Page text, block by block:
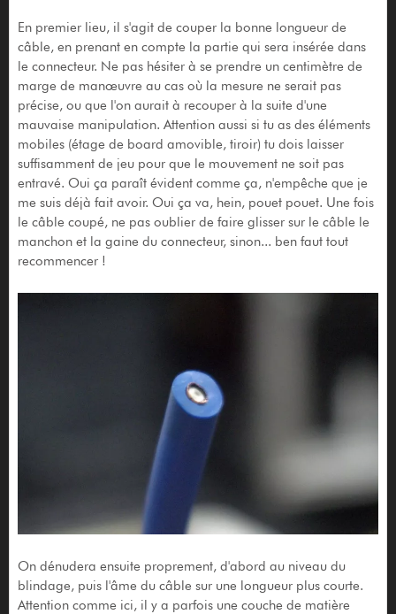
En premier lieu, il s'agit de couper la bonne longueur de
câble, en prenant en compte la partie qui sera insérée dans
le connecteur. Ne pas hésiter à se prendre un centimètre de
marge de manœuvre au cas où la mesure ne serait pas
précise, ou que l'on aurait à recouper à la suite d'une
mauvaise manipulation. Attention aussi si tu as des éléments
mobiles (étage de board amovible, tiroir) tu dois laisser
suffisamment de jeu pour que le mouvement ne soit pas
entravé. Oui ça paraît évident comme ça, n'empêche que je
me suis déjà fait avoir. Oui ça va, hein, pouet pouet. Une fois
le câble coupé, ne pas oublier de faire glisser sur le câble le
manchon et la gaine du connecteur, sinon... ben faut tout
recommencer !
On dénudera ensuite proprement, d'abord au niveau du
blindage, puis l'âme du câble sur une longueur plus courte.
Attention comme ici, il y a parfois une couche de matière